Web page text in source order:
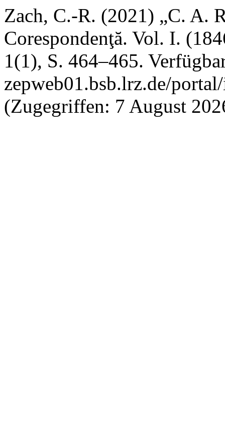
Zach, C.-R. (2021) „C. A.
Corespondenţă. Vol. I.
1(1), S. 464–465.
zepweb01.bsb.lrz.de/
(Zugegriffen: 7 August